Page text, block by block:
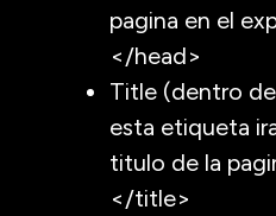
pagina en el
</head>
Title (dentro
esta etiqueta
titulo de la
</title>